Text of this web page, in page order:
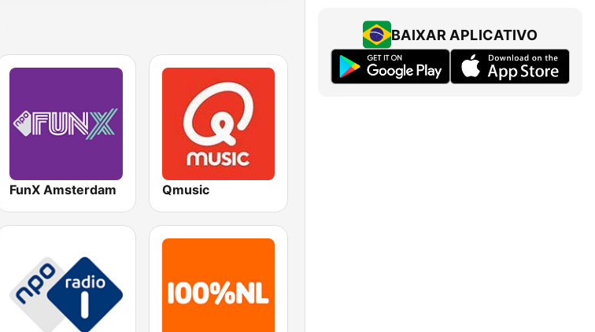
FunX Amsterdam Qmusic
BAIXAR APLICATIVO